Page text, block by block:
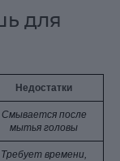
для
Недостатки
Смывается после
мытья головы
Требует времени,